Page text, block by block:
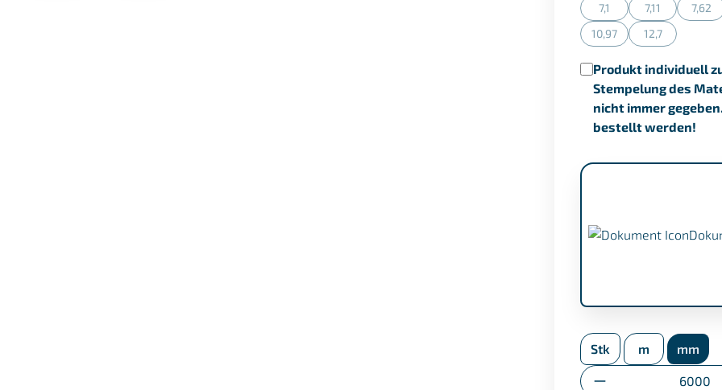
7,1
(Diese Option ist zurzeit
7,11
(Diese Option
7,62
10,97
(Diese Option ist zurzeit
12,7
(Diese Option
Produkt individuell
Stempelung des
nicht immer
bestellt werden!
Stk m
mm
Anzahl